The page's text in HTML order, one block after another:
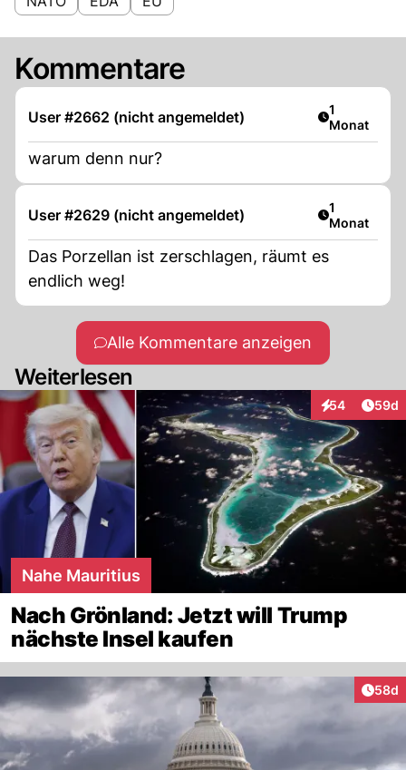
Kommentare
User #2662 (nicht angemeldet) Artikel
1
Monat
warum denn nur?
User #2629 (nicht angemeldet) Artikel
1
Monat
Das Porzellan ist zerschlagen, räumt es
endlich weg!
Alle Kommentare anzeigen
Weiterlesen
54
Interaktionen
59d
Nahe Mauritius
Nach Grönland: Jetzt will Trump
nächste Insel kaufen
58d